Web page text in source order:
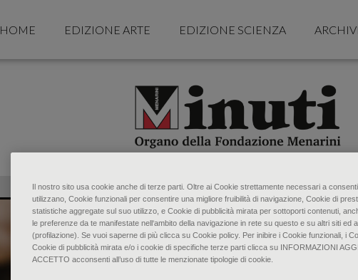
HOME EDIZIONE ARTE EDIZIONE SCIENZA
Il nostro sito usa cookie anche di terze parti. Oltre ai Cookie strettamente necessari a
utilizzano, Cookie funzionali per consentire una migliore fruibilità di navigazione, Cookie di
statistiche aggregate sul suo utilizzo, e Cookie di pubblicità mirata per sottoporti contenuti,
le preferenze da te manifestate nell‘ambito della navigazione in rete su questo e su altri siti ed
(profilazione). Se vuoi saperne di più clicca su Cookie policy. Per inibire i Cookie funzionali, i
Cookie di pubblicità mirata e/o i cookie di specifiche terze parti clicca su INFORMAZIONI
ACCETTO acconsenti all’uso di tutte le menzionate tipologie di cookie.